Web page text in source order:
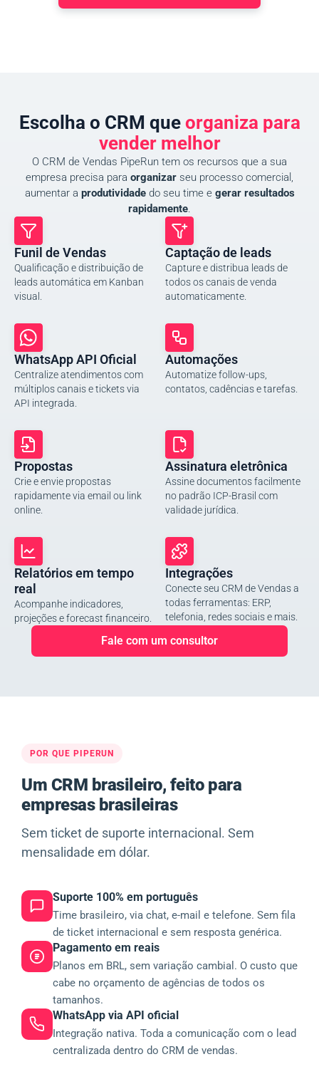
Escolha o CRM que organiza para
vender melhor
O CRM de Vendas PipeRun tem os recursos que a sua
empresa precisa para organizar seu processo comercial,
aumentar a produtividadedo seu time e gerar resultados
rapidamente.
Funil de Vendas
Qualificação e distribuição de
leads automática em Kanban
visual.
Captação de leads
Capture e distribua leads de
todos os canais de venda
automaticamente.
WhatsApp API Oficial
Centralize atendimentos com
múltiplos canais e tickets via
API integrada.
Automações
Automatize follow-ups,
contatos, cadências e tarefas.
Propostas
Crie e envie propostas
rapidamente via email ou link
online.
Assinatura eletrônica
Assine documentos facilmente
no padrão ICP-Brasil com
validade jurídica.
Relatórios em tempo
real
Acompanhe indicadores,
projeções e forecast financeiro.
Integrações
Conecte seu CRM de Vendas a
todas ferramentas: ERP,
telefonia, redes sociais e mais.
Fale com um consultor
POR QUE PIPERUN
Um CRM brasileiro, feito para
empresas brasileiras
Sem ticket de suporte internacional. Sem
mensalidade em dólar.
Suporte 100% em português
Time brasileiro, via chat, e-mail e telefone. Sem fila
de ticket internacional e sem resposta genérica.
Pagamento em reais
Planos em BRL, sem variação cambial. O custo que
cabe no orçamento de agências de todos os
tamanhos.
WhatsApp via API oficial
Integração nativa. Toda a comunicação com o lead
centralizada dentro do CRM de vendas.